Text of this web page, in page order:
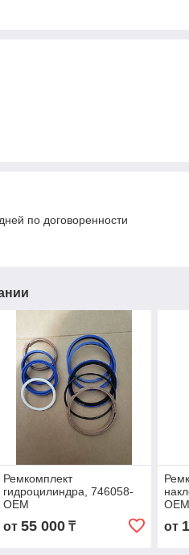
по договоренности
Ремкомплект
гидроцилиндра, 746058-
OEM
от 55 000₸ от